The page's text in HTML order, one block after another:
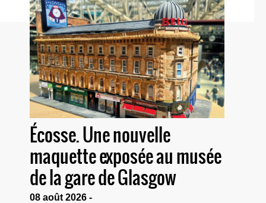
Écosse. Une nouvelle
maquette exposée au musée
de la gare de Glasgow
08 août 2026 -